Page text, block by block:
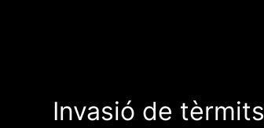
Invasió de tèrmits